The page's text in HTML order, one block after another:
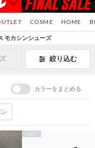
COSME HOME
モカシンシューズ
絞り込む
カラーをまとめる
HOT